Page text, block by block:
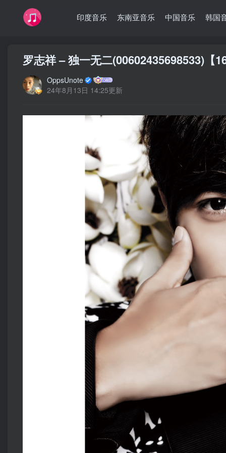
印度音乐 东南亚音乐 中国音乐 韩国
罗志祥 – 独一无二(00602435698533)【
OppsUnote
24年8月13日 14:25更新